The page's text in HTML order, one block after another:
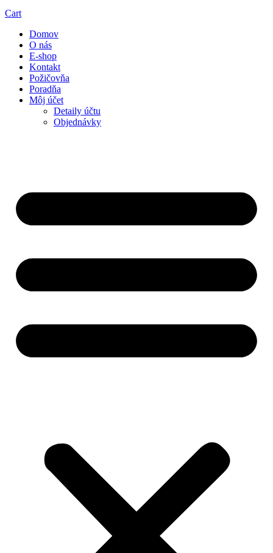
Cart
Domov
O nás
E-shop
Kontakt
Požičovňa
Poradňa
Môj účet
Detaily účtu
Objednávky